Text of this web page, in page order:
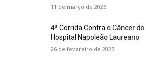
11 de março de 2025
4ª Corrida Contra o Câncer do
Hospital Napoleão Laureano
26 de fevereiro de 2025